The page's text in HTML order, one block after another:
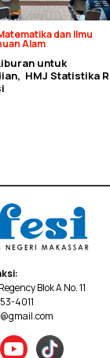
dan Ilmu
Alam
untuk
HMJ Statistika
Blok A No. 11
4011